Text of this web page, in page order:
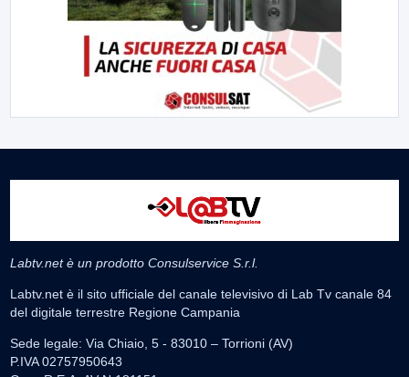
Labtv.net è un prodotto Consulservice S.r.l.
Labtv.net è il sito ufficiale del canale televisivo di Lab Tv canale 84
del digitale terrestre Regione Campania
Sede legale: Via Chiaio, 5 - 83010 – Torrioni (AV)
P.IVA 02757950643